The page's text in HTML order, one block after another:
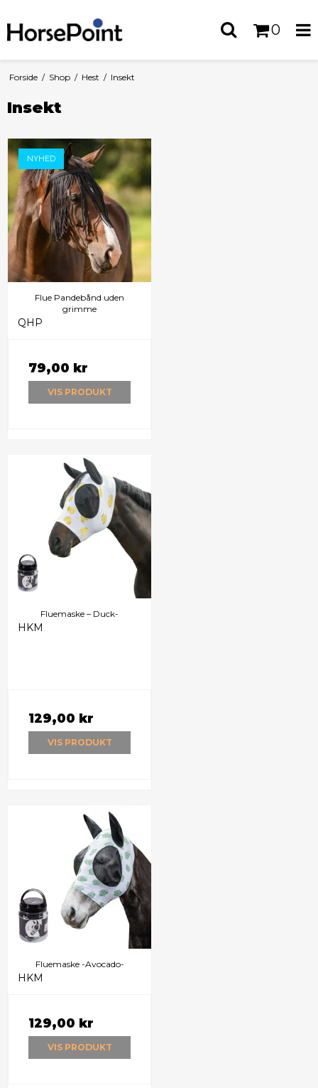
0
Forside / Shop / Hest / Insekt
Insekt
NYHED
Flue Pandebånd uden
grimme
QHP
79,00 kr
VIS PRODUKT
Fluemaske – Duck-
HKM
129,00 kr
VIS PRODUKT
Fluemaske -Avocado-
HKM
129,00 kr
VIS PRODUKT